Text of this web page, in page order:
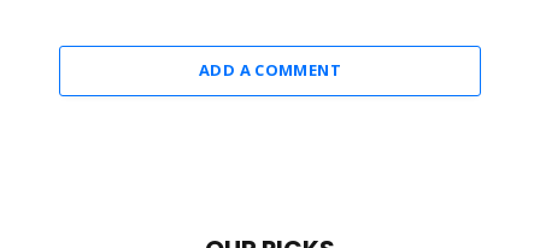
ADD A COMMENT